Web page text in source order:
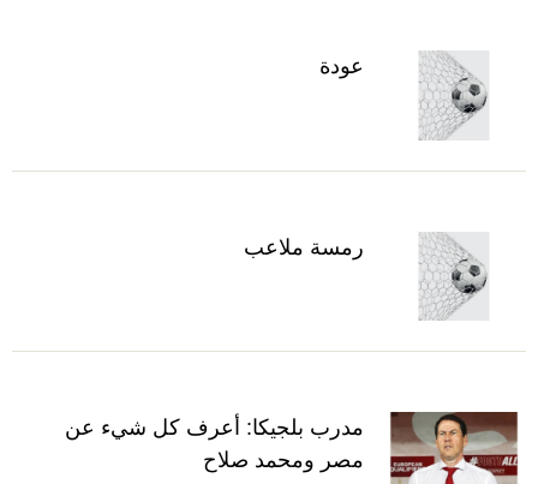
عودة
رمسة ملاعب
مدرب بلجيكا: أعرف كل شيء عن
مصر ومحمد صلاح